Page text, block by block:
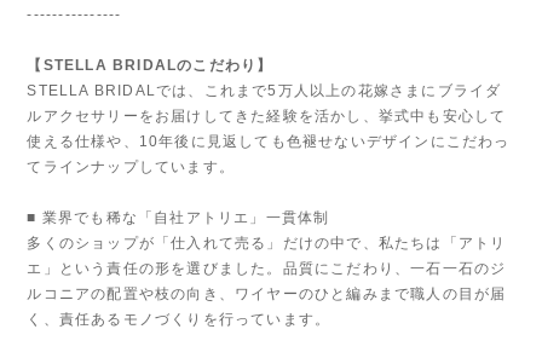
---------------
【STELLA BRIDALのこだわり】
STELLA BRIDALでは、これまで5万人以上の花嫁さまにブライダ
ルアクセサリーをお届けしてきた経験を活かし、挙式中も安心して
使える仕様や、10年後に見返しても色褪せないデザインにこだわっ
てラインナップしています。
■ 業界でも稀な「自社アトリエ」一貫体制
多くのショップが「仕入れて売る」だけの中で、私たちは「アトリ
エ」という責任の形を選びました。品質にこだわり、一石一石のジ
ルコニアの配置や枝の向き、ワイヤーのひと編みまで職人の目が届
く、責任あるモノづくりを行っています。